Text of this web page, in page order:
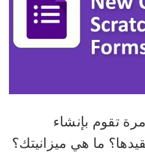
بإنشاء
ما هي ميزانيتك؟